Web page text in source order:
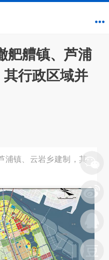
舥艚镇、芦浦
行政区域并
浦镇、云岩乡建制，其